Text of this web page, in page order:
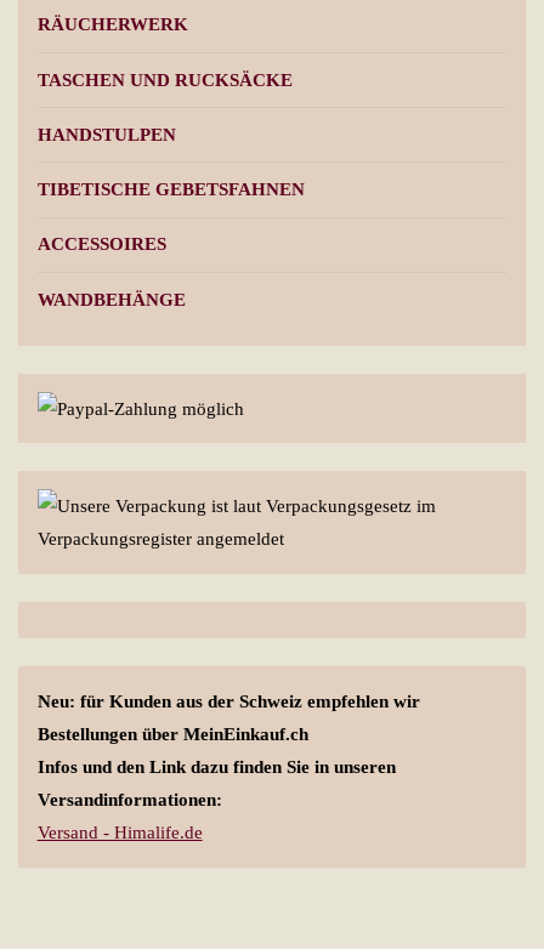
RÄUCHERWERK
TASCHEN UND RUCKSÄCKE
HANDSTULPEN
TIBETISCHE GEBETSFAHNEN
ACCESSOIRES
WANDBEHÄNGE
Neu: für Kunden aus der Schweiz empfehlen wir
Bestellungen über MeinEinkauf.ch
Infos und den Link dazu finden Sie in unseren
Versandinformationen:
Versand - Himalife.de